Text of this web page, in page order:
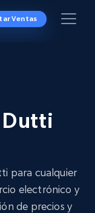
Ventas
Dutti
para cualquier
electrónico y
de precios y